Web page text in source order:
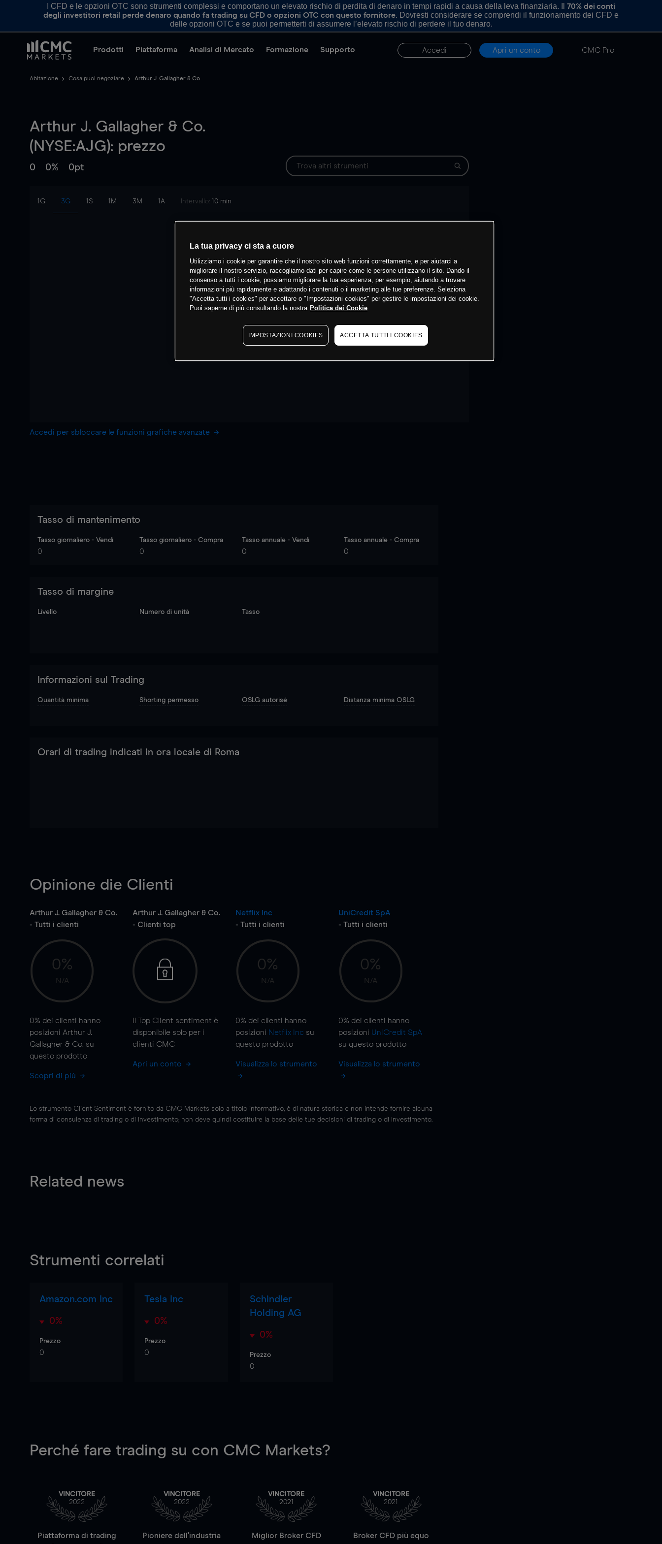
I CFD e le opzioni OTC sono strumenti complessi e comportano un elevato rischio di perdita di denaro in tempi rapidi a causa della leva finanziaria. Il 70% dei conti
degli investitori retail perde denaro quando fa trading su CFD o opzioni OTC con questo fornitore. Dovresti considerare se comprendi il funzionamento dei CFD e
delle opzioni OTC e se puoi permetterti di assumere l’elevato rischio di perdere il tuo denaro.
Prodotti Piattaforma Analisi di Mercato Formazione Supporto Accedi Apri un conto CMC Pro
Abitazione Cosa puoi negoziare Arthur J. Gallagher & Co.
Arthur J. Gallagher & Co.
(NYSE:AJG): prezzo
0 0% 0pt
1G 3G 1S 1M 3M 1A Intervallo: 10 min
Accedi per sbloccare le funzioni grafiche avanzate
Tasso di mantenimento
Tasso giornaliero - Vendi
0
Tasso giornaliero - Compra
0
Tasso annuale - Vendi
0
Tasso annuale - Compra
0
Tasso di margine
Livello Numero di unità Tasso
Informazioni sul Trading
Quantità minima Shorting permesso OSLG autorisé Distanza minima OSLG
Orari di trading indicati in ora locale di Roma
Opinione die Clienti
Arthur J. Gallagher & Co.
- Tutti i clienti
0%
N/A
0% dei clienti hanno
posizioni Arthur J.
Gallagher & Co. su
questo prodotto
Scopri di più
Arthur J. Gallagher & Co.
- Clienti top
Il Top Client sentiment è
disponibile solo per i
clienti CMC
Apri un conto
Netflix Inc
- Tutti i clienti
0%
N/A
0% dei clienti hanno
posizioni Netflix Inc su
questo prodotto
Visualizza lo strumento
UniCredit SpA
- Tutti i clienti
0%
N/A
0% dei clienti hanno
posizioni UniCredit SpA
su questo prodotto
Visualizza lo strumento
Lo strumento Client Sentiment è fornito da CMC Markets solo a titolo informativo, è di natura storica e non intende fornire alcuna
forma di consulenza di trading o di investimento; non deve quindi costituire la base delle tue decisioni di trading o di investimento.
Related news
Strumenti correlati
Amazon.com Inc
0%
Prezzo
0
Tesla Inc
0%
Prezzo
0
Schindler
Holding AG
0%
Prezzo
0
Perché fare trading su con CMC Markets?
VINCITORE
2022
Piattaforma di trading
VINCITORE
2022
Pioniere dell'industria
VINCITORE
2021
Miglior Broker CFD
VINCITORE
2021
Broker CFD più equo
La tua privacy ci sta a cuore
Utilizziamo i cookie per garantire che il nostro sito web funzioni correttamente, e per aiutarci a
migliorare il nostro servizio, raccogliamo dati per capire come le persone utilizzano il sito. Dando il
consenso a tutti i cookie, possiamo migliorare la tua esperienza, per esempio, aiutando a trovare
informazioni più rapidamente e adattando i contenuti o il marketing alle tue preferenze. Seleziona
"Accetta tutti i cookies" per accettare o "Impostazioni cookies" per gestire le impostazioni dei cookie.
Puoi saperne di più consultando la nostra Politica dei Cookie
IMPOSTAZIONI COOKIES ACCETTA TUTTI I COOKIES